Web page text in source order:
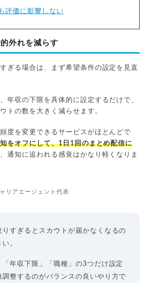
評価に影響しない
外れを減らす
ぎる場合は、まず希望条件の設定を見直
年収の下限を具体的に設定するだけで、
トの数を大きく減らせます。
度を変更できるサービスがほとんどで
をオフにして、1日1回のまとめ配信に
通知に追われる感覚はかなり軽くなりま
リアエージェント代表
りすぎるとスカウトが届かなくなるの
。
「年収下限」「職種」の3つだけ設定
調整するのがバランスの良いやり方で